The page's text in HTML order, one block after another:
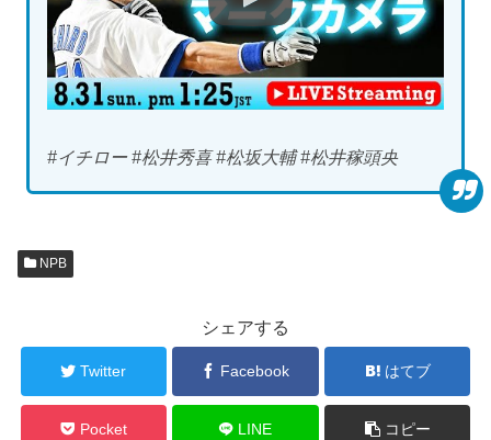
#イチロー #松井秀喜 #松坂大輔 #松井稼頭央
NPB
シェアする
Twitter Facebook はてブ
Pocket LINE コピー